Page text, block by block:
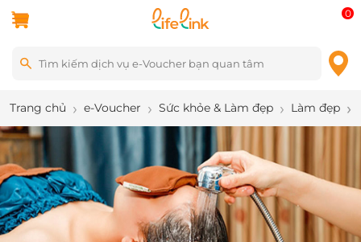
0
Trang chủ e-Voucher Sức khỏe & Làm đẹp Làm đẹp